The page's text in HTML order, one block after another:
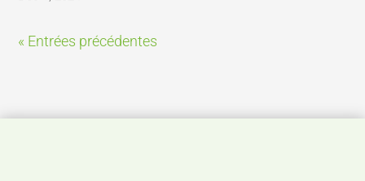
« Entrées précédentes